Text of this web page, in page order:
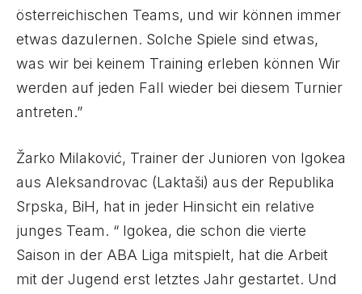
österreichischen Teams, und wir können immer
etwas dazulernen. Solche Spiele sind etwas,
was wir bei keinem Training erleben können Wir
werden auf jeden Fall wieder bei diesem Turnier
antreten.”
Žarko Milaković, Trainer der Junioren von Igokea
aus Aleksandrovac (Laktaši) aus der Republika
Srpska, BiH, hat in jeder Hinsicht ein relative
junges Team. “ Igokea, die schon die vierte
Saison in der ABA Liga mitspielt, hat die Arbeit
mit der Jugend erst letztes Jahr gestartet. Und